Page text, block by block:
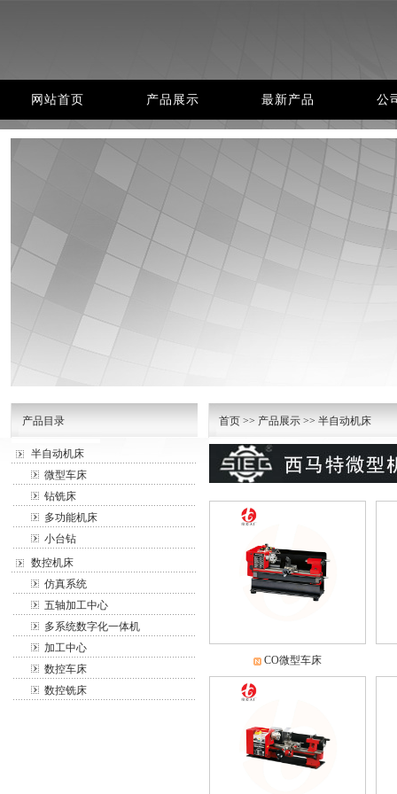
网站首页 产品展示 最新产品 公
产品目录 首页 >> 产品展示 >> 半自动机床
半自动机床
微型车床
钻铣床
多功能机床
小台钻
数控机床
仿真系统
五轴加工中心
多系统数字化一体机
加工中心
数控车床
数控铣床
CO微型车床